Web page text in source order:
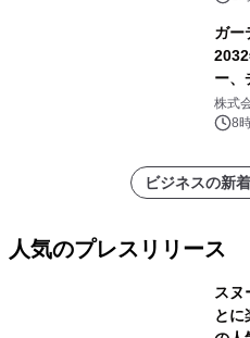
ガー
ー、
レポ
株式
8
ビジネスの新
人気のプレスリリース
スヌ
と